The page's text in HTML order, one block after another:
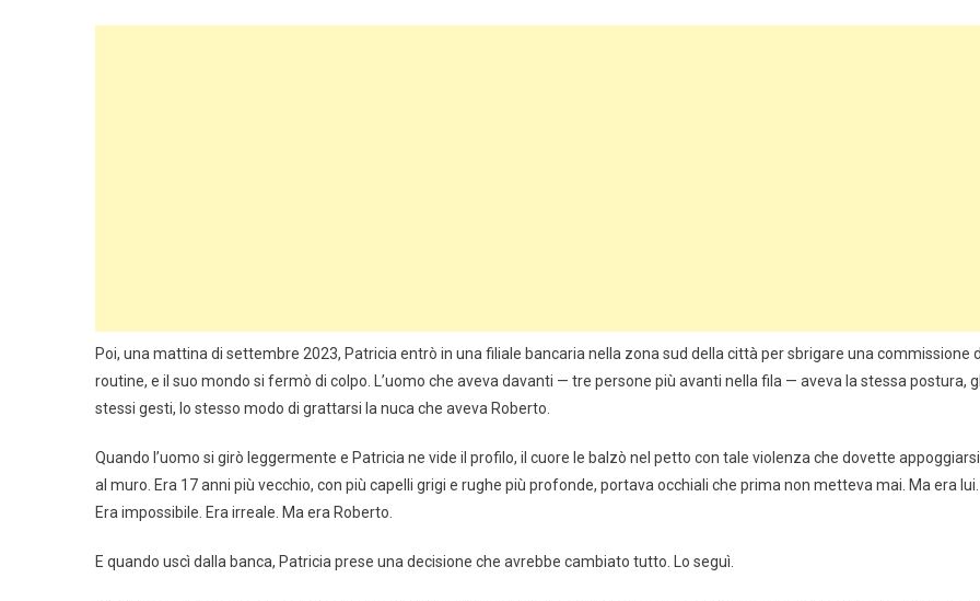
Poi, una mattina di settembre 2023, Patricia entrò in una filiale bancaria nella zona sud della città per sbrigare una commissione
routine, e il suo mondo si fermò di colpo. L’uomo che aveva davanti — tre persone più avanti nella fila — aveva la stessa postura,
stessi gesti, lo stesso modo di grattarsi la nuca che aveva Roberto.
Quando l’uomo si girò leggermente e Patricia ne vide il profilo, il cuore le balzò nel petto con tale violenza che dovette appoggiarsi
al muro. Era 17 anni più vecchio, con più capelli grigi e rughe più profonde, portava occhiali che prima non metteva mai. Ma era lui.
Era impossibile. Era irreale. Ma era Roberto.
E quando uscì dalla banca, Patricia prese una decisione che avrebbe cambiato tutto. Lo seguì.